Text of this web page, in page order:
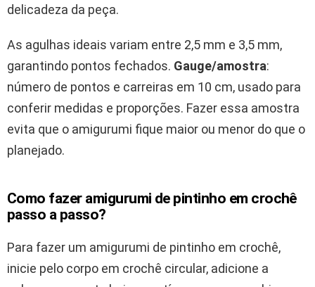
delicadeza da peça.
As agulhas ideais variam entre 2,5 mm e 3,5 mm,
garantindo pontos fechados. Gauge/amostra:
número de pontos e carreiras em 10 cm, usado para
conferir medidas e proporções. Fazer essa amostra
evita que o amigurumi fique maior ou menor do que o
planejado.
Como fazer amigurumi de pintinho em crochê
passo a passo?
Para fazer um amigurumi de pintinho em crochê,
inicie pelo corpo em crochê circular, adicione a